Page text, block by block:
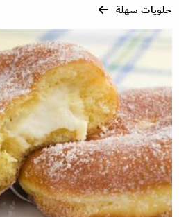
حلويات سهلة